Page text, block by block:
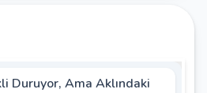
Duruyor, Ama Aklındaki